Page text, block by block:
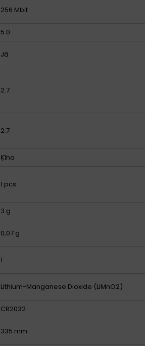
256 Mbit
5.0
Jā
2.7
2.7
Ķīna
1 pcs
3 g
0,07 g
1
Lithium-Manganese Dioxide (LiMnO2)
CR2032
335 mm